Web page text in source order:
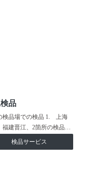
品
検品場での検品 1. 上海
福建晋江、2箇所の検品…
検品サービス